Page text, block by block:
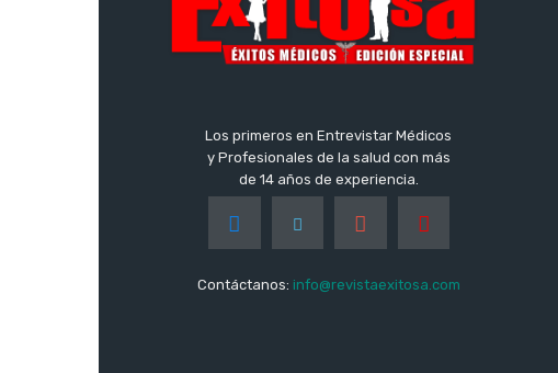
Los primeros en Entrevistar Médicos
y Profesionales de la salud con más
de 14 años de experiencia.
Contáctanos: info@revistaexitosa.com